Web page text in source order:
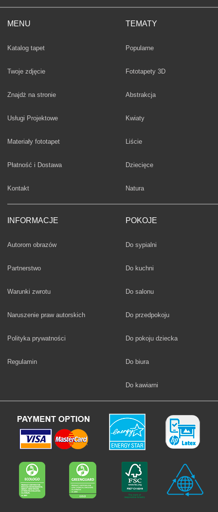
MENU
Katalog tapet
Twoje zdjęcie
Znajdż na stronie
Usługi Projektowe
Materiały fototapet
Płatność i Dostawa
Kontakt
INFORMACJE
Autorom obrazów
Partnerstwo
Warunki zwrotu
Naruszenie praw autorskich
Polityka prywatności
Regulamin
TEMATY
Fototapety
Popularne
Fototapety 3D
Fototapety
Abstrakcja
Fototapety
Kwiaty
Fototapety
Liście
Fototapety
Dziecięce
Fototapety
Natura
POKOJE
Fototapety
Do sypialni
Fototapety
Do kuchni
Fototapety
Do salonu
Fototapety
Do przedpokoju
Fototapety
Do pokoju dziecka
Fototapety
Do biura
Fototapety
Do kawiarni